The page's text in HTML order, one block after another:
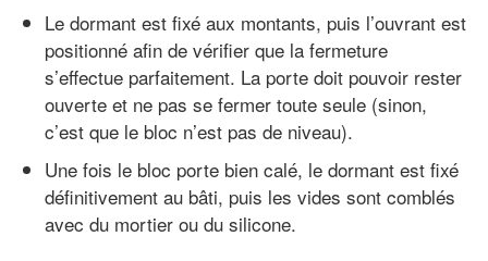
Le dormant est fixé aux montants, puis l’ouvrant est
positionné afin de vérifier que la fermeture
s’effectue parfaitement. La porte doit pouvoir rester
ouverte et ne pas se fermer toute seule (sinon,
c’est que le bloc n’est pas de niveau).
Une fois le bloc porte bien calé, le dormant est fixé
définitivement au bâti, puis les vides sont comblés
avec du mortier ou du silicone.